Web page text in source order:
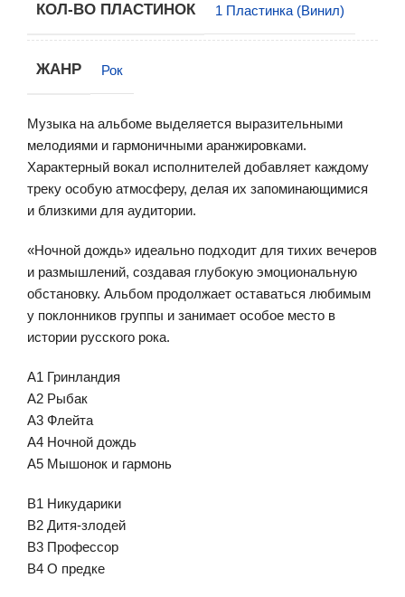
КОЛ-ВО ПЛАСТИНОК 1 Пластинка (Винил)
ЖАНР Рок
Музыка на альбоме выделяется выразительными
мелодиями и гармоничными аранжировками.
Характерный вокал исполнителей добавляет каждому
треку особую атмосферу, делая их запоминающимися
и близкими для аудитории.
«Ночной дождь» идеально подходит для тихих вечеров
и размышлений, создавая глубокую эмоциональную
обстановку. Альбом продолжает оставаться любимым
у поклонников группы и занимает особое место в
истории русского рока.
A1 Гринландия
A2 Рыбак
A3 Флейта
A4 Ночной дождь
A5 Мышонок и гармонь
B1 Никударики
B2 Дитя-злодей
B3 Профессор
B4 О предке